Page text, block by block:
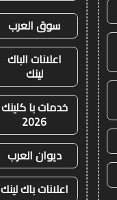
سوق العرب
اعلانات الباك
لينك
خدمات با كلينك
2026
ديوان العرب
اعلانات باك لينك